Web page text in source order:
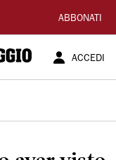
ABBONATI
ACCEDI